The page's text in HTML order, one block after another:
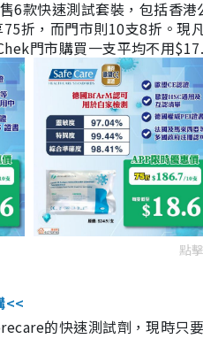
6款快速測試套裝，包括香
75折，而門市則10支8折。
門市購買一支平均不用
點
<<
的快速測試劑，現時只